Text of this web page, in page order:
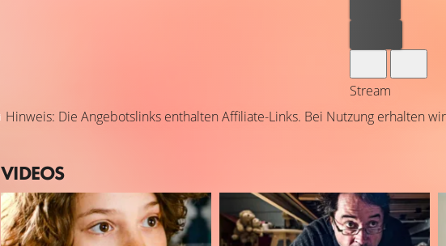
Stream
Hinweis: Die Angebotslinks enthalten Affiliate-Links. Bei Nutzung erhalten
VIDEOS